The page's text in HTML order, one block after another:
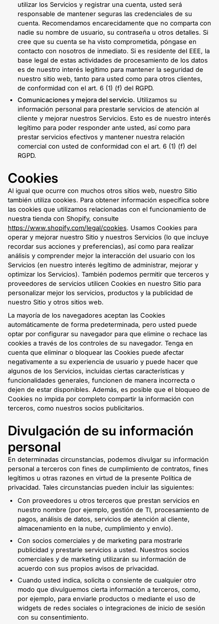
utilizar los Servicios y registrar una cuenta, usted será
responsable de mantener seguras las credenciales de su
cuenta. Recomendamos encarecidamente que no comparta con
nadie su nombre de usuario, su contraseña u otros detalles. Si
cree que su cuenta se ha visto comprometida, póngase en
contacto con nosotros de inmediato. Si es residente del EEE, la
base legal de estas actividades de procesamiento de los datos
es de nuestro interés legítimo para mantener la seguridad de
nuestro sitio web, tanto para usted como para otros clientes,
de conformidad con el art. 6 (1) (f) del RGPD.
Comunicaciones y mejora del servicio. Utilizamos su
información personal para prestarle servicios de atención al
cliente y mejorar nuestros Servicios. Esto es de nuestro interés
legítimo para poder responder ante usted, así como para
prestar servicios efectivos y mantener nuestra relación
comercial con usted de conformidad con el art. 6 (1) (f) del
RGPD.
Cookies
Al igual que ocurre con muchos otros sitios web, nuestro Sitio
también utiliza cookies. Para obtener información específica sobre
las cookies que utilizamos relacionadas con el funcionamiento de
nuestra tienda con Shopify, consulte
https://www.shopify.com/legal/cookies. Usamos Cookies para
operar y mejorar nuestro Sitio y nuestros Servicios (lo que incluye
recordar sus acciones y preferencias), así como para realizar
análisis y comprender mejor la interacción del usuario con los
Servicios (en nuestro interés legítimo de administrar, mejorar y
optimizar los Servicios). También podemos permitir que terceros y
proveedores de servicios utilicen Cookies en nuestro Sitio para
personalizar mejor los servicios, productos y la publicidad de
nuestro Sitio y otros sitios web.
La mayoría de los navegadores aceptan las Cookies
automáticamente de forma predeterminada, pero usted puede
optar por configurar su navegador para que elimine o rechace las
cookies a través de los controles de su navegador. Tenga en
cuenta que eliminar o bloquear las Cookies puede afectar
negativamente a su experiencia de usuario y puede hacer que
algunos de los Servicios, incluidas ciertas características y
funcionalidades generales, funcionen de manera incorrecta o
dejen de estar disponibles. Además, es posible que el bloqueo de
Cookies no impida por completo compartir la información con
terceros, como nuestros socios publicitarios.
Divulgación de su información
personal
En determinadas circunstancias, podemos divulgar su información
personal a terceros con fines de cumplimiento de contratos, fines
legítimos u otras razones en virtud de la presente Política de
privacidad. Tales circunstancias pueden incluir las siguientes:
Con proveedores u otros terceros que prestan servicios en
nuestro nombre (por ejemplo, gestión de TI, procesamiento de
pagos, análisis de datos, servicios de atención al cliente,
almacenamiento en la nube, cumplimiento y envío).
Con socios comerciales y de marketing para mostrarle
publicidad y prestarle servicios a usted. Nuestros socios
comerciales y de marketing utilizarán su información de
acuerdo con sus propios avisos de privacidad.
Cuando usted indica, solicita o consiente de cualquier otro
modo que divulguemos cierta información a terceros, como,
por ejemplo, para enviarle productos o mediante el uso de
widgets de redes sociales o integraciones de inicio de sesión
con su consentimiento.